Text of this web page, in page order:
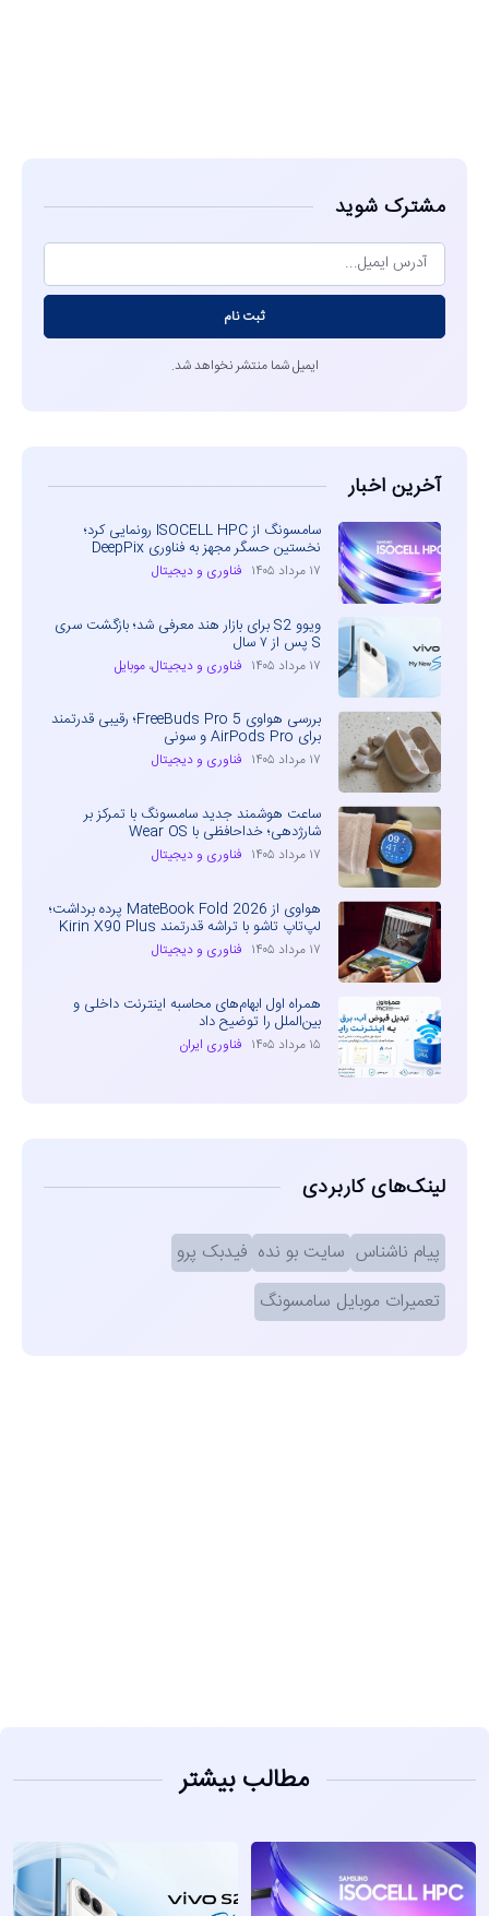
مشترک شوید
ثبت نام
ایمیل شما منتشر نخواهد شد.
آخرین اخبار
سامسونگ از ISOCELL HPC رونمایی کرد؛
نخستین حسگر مجهز به فناوری DeepPix
۱۷ مرداد ۱۴۰۵ فناوری و دیجیتال
ویوو S2 برای بازار هند معرفی شد؛ بازگشت سری
S پس از ۷ سال
۱۷ مرداد ۱۴۰۵ فناوری و دیجیتال، موبایل
بررسی هواوی FreeBuds Pro 5؛ رقیبی قدرتمند
برای AirPods Pro و سونی
۱۷ مرداد ۱۴۰۵ فناوری و دیجیتال
ساعت هوشمند جدید سامسونگ با تمرکز بر
شارژدهی؛ خداحافظی با Wear OS
۱۷ مرداد ۱۴۰۵ فناوری و دیجیتال
هواوی از MateBook Fold 2026 پرده برداشت؛
لپ‌تاپ تاشو با تراشه قدرتمند Kirin X90 Plus
۱۷ مرداد ۱۴۰۵ فناوری و دیجیتال
همراه اول ابهام‌های محاسبه اینترنت داخلی و
بین‌الملل را توضیح داد
۱۵ مرداد ۱۴۰۵ فناوری ایران
لینک‌های کاربردی
پیام ناشناس سایت بو نده فیدبک پرو
تعمیرات موبایل سامسونگ
مطالب بیشتر